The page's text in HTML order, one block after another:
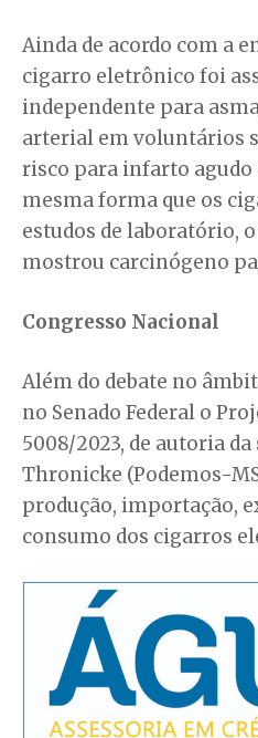
Ainda de acordo com a
cigarro eletrônico foi
independente para
arterial em voluntários
risco para infarto agudo
mesma forma que os
estudos de laboratório,
mostrou carcinógeno
Congresso Nacional
Além do debate no
no Senado Federal o
5008/2023, de autoria
Thronicke (Podemos-
produção, importação,
consumo dos cigarros